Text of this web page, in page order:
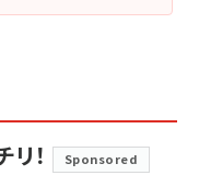
！ Sponsored